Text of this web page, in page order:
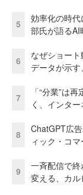
5
効率化の時
部氏が語る
6
なぜショー
データが示
7
「“分業”は
く、インタ
8
ChatGPT広
ィック・コ
9
一斉配信で
変える、カ